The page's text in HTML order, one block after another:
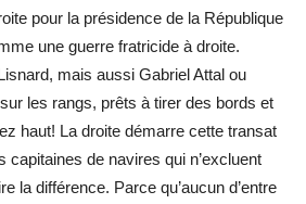
pour la présidence de la République
une guerre fratricide à droite.
mais aussi Gabriel Attal ou
les rangs, prêts à tirer des bords et
haut! La droite démarre cette transat
capitaines de navires qui n’excluent
la différence. Parce qu’aucun d’entre